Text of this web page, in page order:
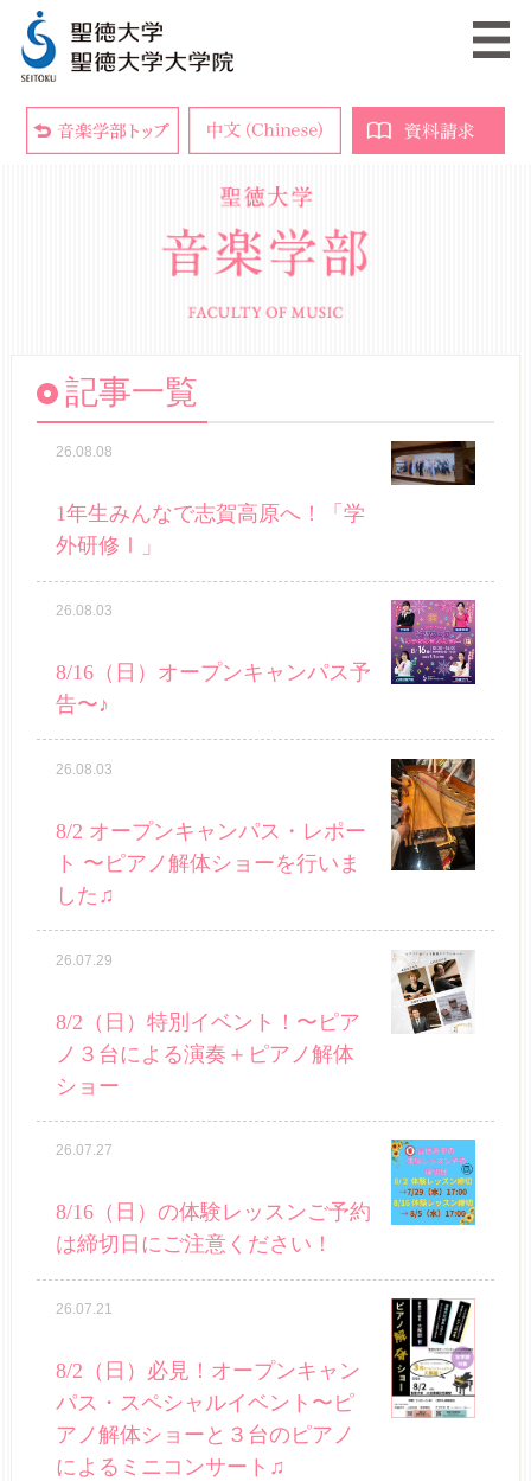
記事一覧
26.08.08
1年生みんなで志賀高原へ！「学
外研修Ⅰ」
26.08.03
8/16（日）オープンキャンパス予
告〜♪
26.08.03
8/2 オープンキャンパス・レポー
ト 〜ピアノ解体ショーを行いま
した♫
26.07.29
8/2（日）特別イベント！〜ピア
ノ３台による演奏＋ピアノ解体
ショー
26.07.27
8/16（日）の体験レッスンご予約
は締切日にご注意ください！
26.07.21
8/2（日）必見！オープンキャン
パス・スペシャルイベント〜ピ
アノ解体ショーと３台のピアノ
によるミニコンサート♫